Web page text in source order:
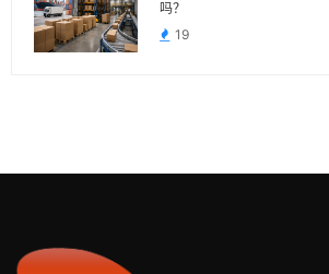
吗？
19